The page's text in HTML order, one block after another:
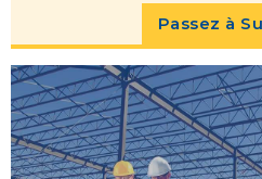
Passez à